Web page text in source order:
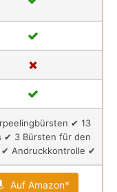
✔ 13
✔ 3 Bürsten für den
✔ Andruckkontrolle ✔
Auf Amazon*